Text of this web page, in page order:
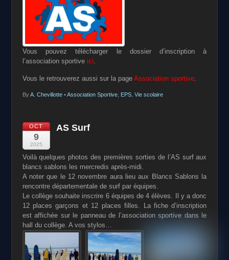
Vous pouvez télécharger le dossier d’inscription à
l’association sportive ici
Vous le retrouverez aussi sur la page Association sportive.
ByA. Chevillotte• Association Sportive, EPS, Vie scolaire
OCT
9
2025
AS Surf
Voilà quelques photos des premières sorties de l’AS surf aux
blancs sablons les mercredis après-midi.
A noter que le 12 novembre aura lieu aux Blancs Sablons la
rencontre départementale de surf par équipes.
Le collège souhaite inscrire 6 équipes de 4 élèves. Il y a donc
12 places garçons et 12 places filles. La fiche d’inscription
est affichée sur le panneau de l’association sportive dans le
hall du collège. A vos stylos…